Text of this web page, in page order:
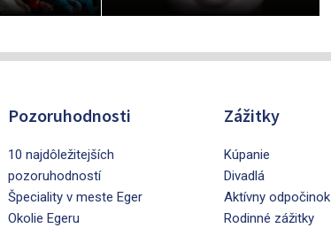
Pozoruhodnosti
10 najdôležitejších
pozoruhodností
Špeciality v meste Eger
Okolie Egeru
Zážitky
Kúpanie
Divadlá
Aktívny odpočinok
Rodinné zážitky